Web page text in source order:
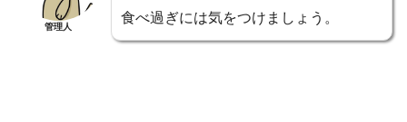
管理人
食べ過ぎには気をつけましょう。